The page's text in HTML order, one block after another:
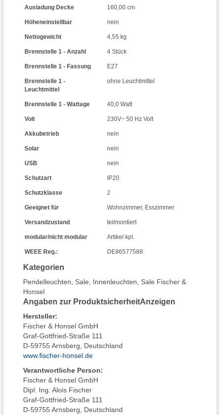
Kategorien
Pendelleuchten Sale Innenleuchten
Sale Fischer &
Honsel
Angaben zur ProduktsicherheitAnzeigen
Hersteller:
Fischer & Honsel GmbH
Graf-Gottfried-Straße 111
D-59755 Arnsberg, Deutschland
www.fischer-honsel.de
Verantwortliche Person:
Fischer & Honsel GmbH
Dipl. Ing. Alois Fischer
Graf-Gottfried-Straße 111
D-59755 Arnsberg, Deutschland
Ausladung Decke 160,00 cm
Höheneinstellbar nein
Nettogewicht 4,55 kg
Brennstelle 1 - Anzahl 4 Stück
Brennstelle 1 - Fassung E27
Brennstelle 1 -
Leuchtmittel
ohne Leuchtmittel
Brennstelle 1 - Wattage 40,0 Watt
Volt 230V~ 50 Hz Volt
Akkubetrieb nein
Solar nein
USB nein
Schutzart IP20
Schutzklasse 2
Geeignet für Wohnzimmer, Esszimmer
Versandzustand teilmontiert
modular/nicht modular Artikel kpl.
WEEE Reg.: DE86577588